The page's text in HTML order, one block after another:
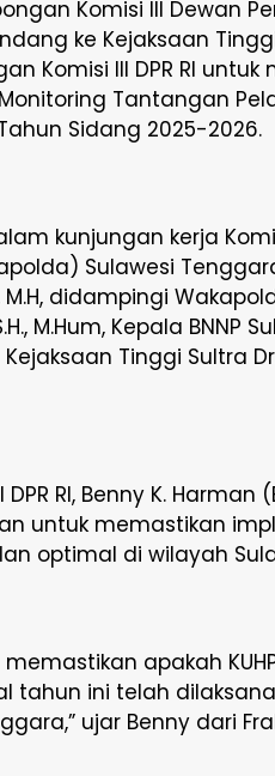
Komisi III Dewan
ke Kejaksaan
Komisi III DPR RI
Tantangan
Sidang 2025-2026.
kunjungan kerja
Sulawesi
M.H, didampingi
M.Hum, Kepala BNNP
Kejaksaan Tinggi Sultra
RI, Benny K. Harman
untuk memastikan
optimal di wilayah
apakah
tahun ini telah
ujar Benny dari